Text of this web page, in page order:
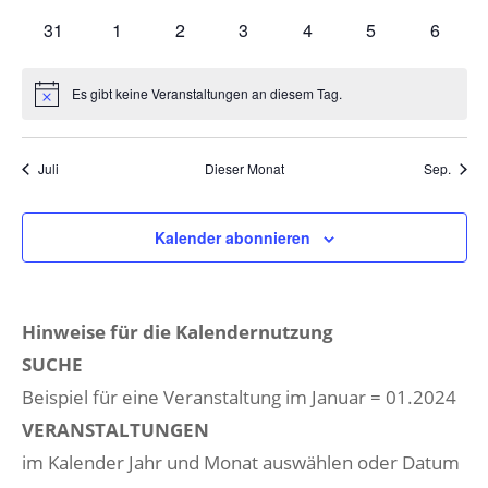
0
31
0
1
0
2
0
3
0
4
0
5
0
6
HinweisEs gibt keine Veranstaltungen an diesem Tag.
Juli Dieser Monat Sep.
Kalender abonnieren
Hinweise für die Kalendernutzung
SUCHE
Beispiel für eine Veranstaltung im Januar = 01.2024
VERANSTALTUNGEN
im Kalender Jahr und Monat auswählen oder Datum